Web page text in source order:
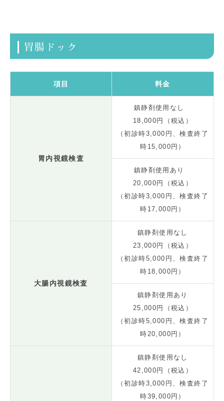
胃腸ドック
項目 料金
胃内視鏡検査
鎮静剤使用なし
18,000円（税込）
（初診時3,000円、検査終了
時15,000円）
鎮静剤使用あり
20,000円（税込）
（初診時3,000円、検査終了
時17,000円）
大腸内視鏡検査
鎮静剤使用なし
23,000円（税込）
（初診時5,000円、検査終了
時18,000円）
鎮静剤使用あり
25,000円（税込）
（初診時5,000円、検査終了
時20,000円）
鎮静剤使用なし
42,000円（税込）
（初診時3,000円、検査終了
時39,000円）